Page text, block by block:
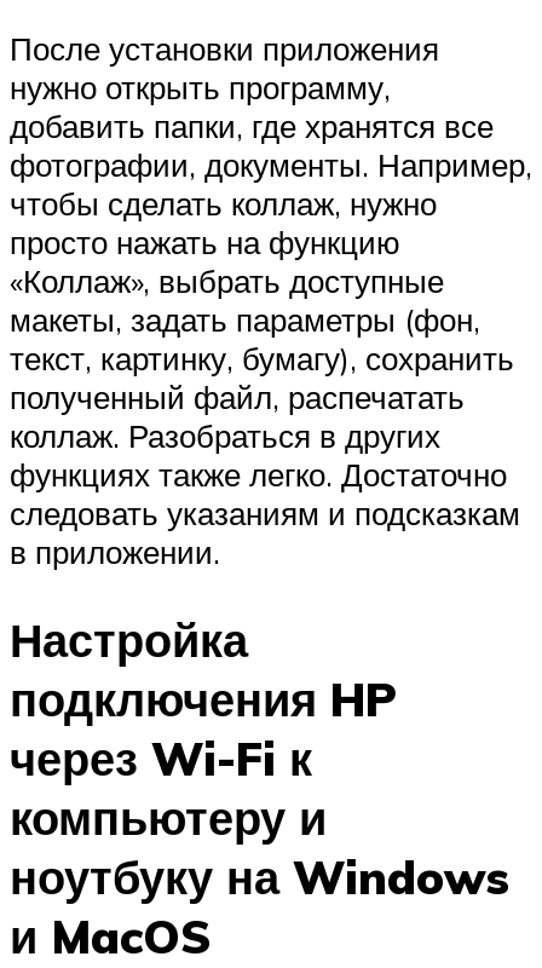
После установки приложения
нужно открыть программу,
добавить папки, где хранятся все
фотографии, документы. Например,
чтобы сделать коллаж, нужно
просто нажать на функцию
«Коллаж», выбрать доступные
макеты, задать параметры (фон,
текст, картинку, бумагу), сохранить
полученный файл, распечатать
коллаж. Разобраться в других
функциях также легко. Достаточно
следовать указаниям и подсказкам
в приложении.
Настройка
подключения HP
через Wi-Fi к
компьютеру и
ноутбуку на Windows
и MacOS